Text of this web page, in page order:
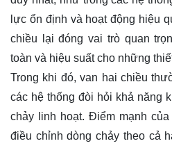
lực ổn định và hoạt động hiệu
chiều lại đóng vai trò quan
toàn và hiệu suất cho những
Trong khi đó, van hai chiều
các hệ thống đòi hỏi khả năng
chảy linh hoạt. Điểm mạnh
điều chỉnh dòng chảy theo cả